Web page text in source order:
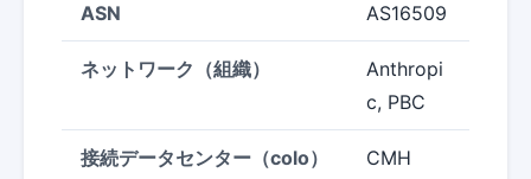
ASN AS16509
ネットワーク（組織）
Anthropi
c, PBC
接続データセンター（colo） CMH